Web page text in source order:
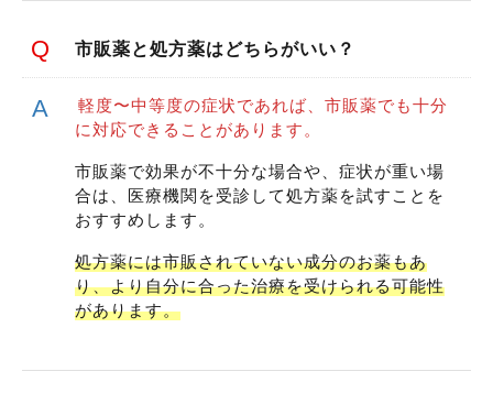
市販薬と処方薬はどちらがいい？
軽度〜中等度の症状であれば、市販薬でも十分
に対応できることがあります。
市販薬で効果が不十分な場合や、症状が重い場
合は、医療機関を受診して処方薬を試すことを
おすすめします。
処方薬には市販されていない成分のお薬もあ
り、より自分に合った治療を受けられる可能性
があります。